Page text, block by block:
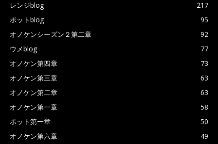
レンジblog
217
ポットblog
95
オノケンシーズン２第二章
92
ウメblog
77
オノケン第四章
73
オノケン第三章
63
オノケン第二章
63
オノケン第一章
58
ポット第一章
50
オノケン第六章
49